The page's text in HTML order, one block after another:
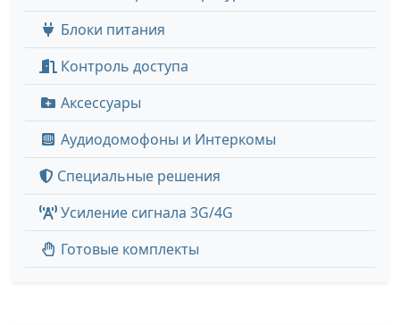
Блоки питания
Контроль доступа
Аксессуары
Аудиодомофоны и Интеркомы
Специальные решения
Усиление сигнала 3G/4G
Готовые комплекты